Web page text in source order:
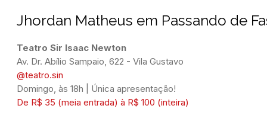
Jhordan Matheus em Passando de
Teatro Sir Isaac Newton
Av. Dr. Abílio Sampaio, 622 - Vila Gustavo
@teatro.sin
Domingo, às 18h | Única apresentação!
De R$ 35 (meia entrada) à R$ 100 (inteira)